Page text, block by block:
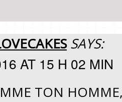
SAYS:
AT 15 H 02 MIN
TON